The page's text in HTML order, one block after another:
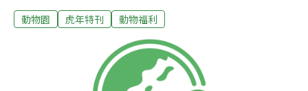
一旦遺傳變異減少，適存值（fitness）便會下降。台北市
壽命不易超過20歲、出生率及抵抗力下降等現象。實因動
物園最初是從4隻開始養起，雖然現在約有20隻，但都出
現遺傳衰退（inbreeding depression）的問題。動物園副
動物園 虎年特刊 動物福利